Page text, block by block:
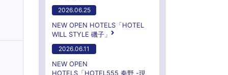
2026.06.25
NEW OPEN HOTELS「HOTEL
WILL STYLE 磯子」
2026.06.11
NEW OPEN
HOTELS「HOTEL555 秦野 -現